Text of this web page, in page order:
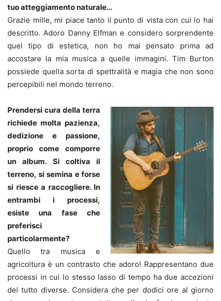
tuo atteggiamento naturale…
Grazie mille, mi piace tanto il punto di vista con cui lo hai
descritto. Adoro Danny Elfman e considero sorprendente
quel tipo di estetica, non ho mai pensato prima ad
accostare la mia musica a quelle immagini. Tim Burton
possiede quella sorta di spettralità e magia che non sono
percepibili nel mondo terreno.
Prendersi cura della terra
richiede molta pazienza,
dedizione e passione,
proprio come comporre
un album. Si coltiva il
terreno, si semina e forse
si riesce a raccogliere. In
entrambi i processi,
esiste una fase che
preferisci
particolarmente?
Quello tra musica e
agricoltura è un contrasto che adoro! Rappresentano due
processi in cui lo stesso lasso di tempo ha due accezioni
del tutto diverse. Considera che per dodici ore al giorno